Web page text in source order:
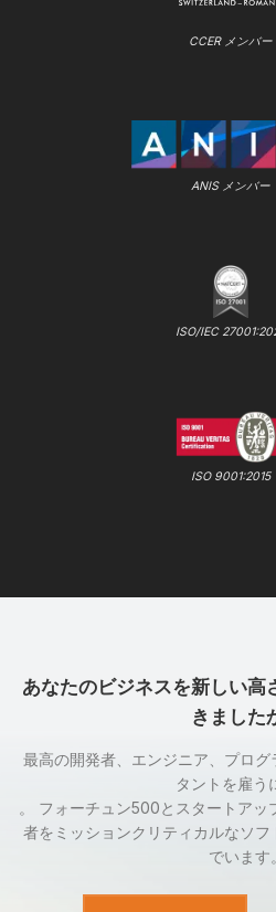
CCER メンバー
ANIS メンバー
ISO/IEC
ISO 9001:2015
あなたのビジネスを新しい高
きました
最高の開発者、エンジニア、プロ
タントを雇う
。 フォーチュン500とスタートア
者をミッションクリティカルなソ
でいます。